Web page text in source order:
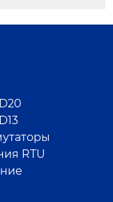
RTU